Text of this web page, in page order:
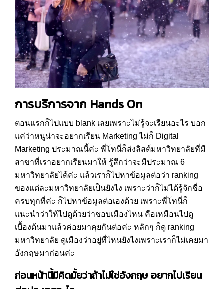
การบริการจาก Hands On
ตอนแรกก็ไปแบบ blank เลยเพราะไม่รู้จะเรียนอะไร บอก
แค่ว่าหนูน่าจะอยากเรียน Marketing ไม่ก็ Digital
Marketing ประมาณนี้ค่ะ พี่โทนี่ก็ส่งลิสต์มหาวิทยาลัยที่มี
สาขาที่เราอยากเรียนมาให้ รู้สึกว่าจะมีประมาณ 6
มหาวิทยาลัยได้ค่ะ แล้วเราก็ไปหาข้อมูลต่อว่า ranking
ของแต่ละมหาวิทยาลัยเป็นยังไง เพราะว่าก็ไม่ได้รู้จักชื่อ
ครบทุกที่ค่ะ ก็ไปหาข้อมูลต่อเองด้วย เพราะพี่โทนี่ก็
แนะนำว่าให้ไปดูด้วยว่าชอบเมืองไหน คือเหมือนไปดู
เบื้องต้นมาแล้วค่อยมาคุยกันต่อค่ะ หลักๆ ก็ดู ranking
มหาวิทยาลัย ดูเมืองว่าอยู่ที่ไหนยังไงเพราะเราก็ไม่เคยมา
อังกฤษมาก่อนค่ะ
ก่อนหน้านี้มีคิดมั้ยว่าถ้าไม่ใช่อังกฤษ อยากไปเรียน